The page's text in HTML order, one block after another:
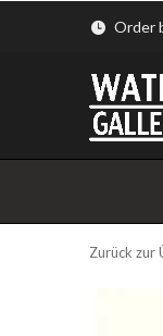
Order
Zurück zur